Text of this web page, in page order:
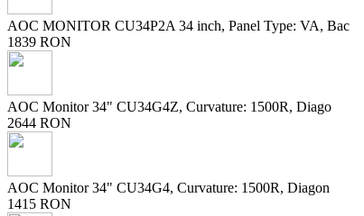
AOC MONITOR CU34P2A 34 inch, Panel Type: VA, Bac
1839 RON
AOC Monitor 34" CU34G4Z, Curvature: 1500R, Diago
2644 RON
AOC Monitor 34" CU34G4, Curvature: 1500R, Diagon
1415 RON